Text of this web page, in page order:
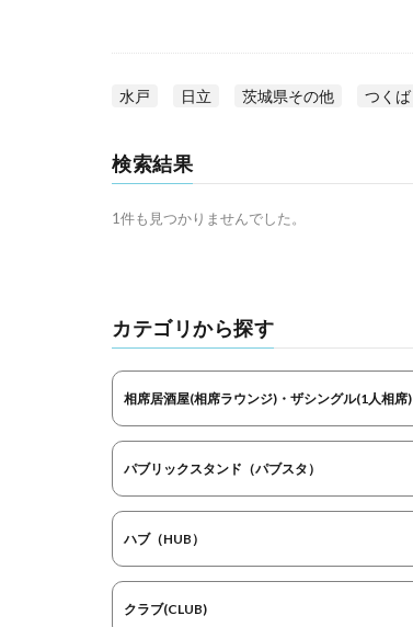
水戸 日立 茨城県その他 つくば
検索結果
1件も見つかりませんでした。
カテゴリから探す
相席居酒屋(相席ラウンジ)・ザシングル(1人相席)
パブリックスタンド（パブスタ）
ハブ（HUB）
クラブ(CLUB)